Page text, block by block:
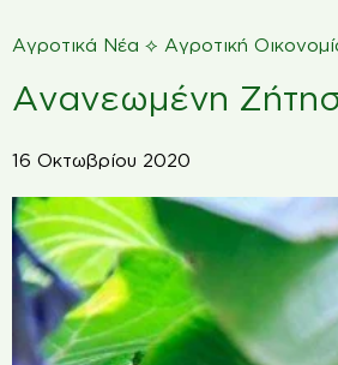
Αγροτικά Νέα ⟡ Αγροτική
Ανανεωμένη
16 Οκτωβρίου 2020